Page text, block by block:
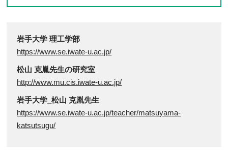
岩手大学 理工学部
https://www.se.iwate-u.ac.jp/
松山 克胤先生の研究室
http://www.mu.cis.iwate-u.ac.jp/
岩手大学_松山 克胤先生
https://www.se.iwate-u.ac.jp/teacher/matsuyama-
katsutsugu/